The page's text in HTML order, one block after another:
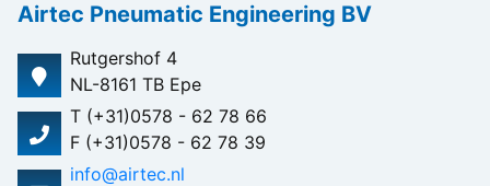
Airtec Pneumatic Engineering BV
Rutgershof 4
NL-8161 TB Epe
T (+31)0578 - 62 78 66
F (+31)0578 - 62 78 39
info@airtec.nl